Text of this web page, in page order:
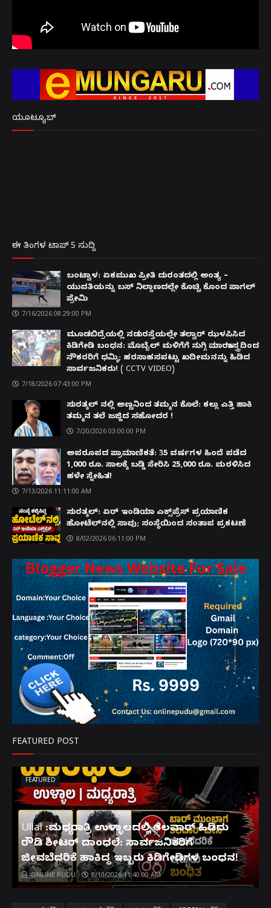
ಯೂಟ್ಯೂಬ್
ಈ ತಿಂಗಳ ಟಾಪ್ 5 ಸುದ್ದಿ
ಬಂಟ್ವಾಳ: ಏಕಮುಖ ಪ್ರೀತಿ ದುರಂತದಲ್ಲಿ ಅಂತ್ಯ –
ಯುವತಿಯನ್ನು ಬಸ್ ನಿಲ್ದಾಣದಲ್ಲೇ ಕೊಚ್ಚಿ ಕೊಂದ ಪಾಗಲ್
ಪ್ರೇಮಿ
7/16/2026 08:29:00 PM
ಮೂಡಬಿದ್ರೆಯಲ್ಲಿ ನಡುರಸ್ತೆಯಲ್ಲೇ ತಲ್ವಾರ್ ಝಳಪಿಸಿದ
ಕಿಡಿಗೇಡಿ ಬಂಧನ: ಮೊಬೈಲ್ ಮಳಿಗೆಗೆ ನುಗ್ಗಿ ಮಾರಕಾಸ್ತ್ರದಿಂದ
ನೌಕರರಿಗೆ ಧಮ್ಕಿ; ಹರಸಾಹಸಪಟ್ಟು ಖದೀಮನನ್ನು ಹಿಡಿದ
ಸಾರ್ವಜನಿಕರು! ( CCTV VIDEO)
7/18/2026 07:43:00 PM
ಸುರತ್ಕಲ್ ನಲ್ಲಿ ಅಣ್ಣನಿಂದ ತಮ್ಮನ ಕೊಲೆ: ಕಲ್ಲು ಎತ್ತಿ ಹಾಕಿ
ತಮ್ಮನ ತಲೆ ಜಜ್ಜಿದ ಸಹೋದರ !
7/20/2026 03:00:00 PM
ಅಪರೂಪದ ಪ್ರಾಮಾಣಿಕತೆ: 35 ವರ್ಷಗಳ ಹಿಂದೆ ಪಡೆದ
1,000 ರೂ. ಸಾಲಕ್ಕೆ ಬಡ್ಡಿ ಸೇರಿಸಿ 25,000 ರೂ. ಮರಳಿಸಿದ
ಹಳೇ ಸ್ನೇಹಿತ!
7/13/2026 11:11:00 AM
ಸುರತ್ಕಲ್: ಏರ್ ಇಂಡಿಯಾ ಎಕ್ಸ್‌ಪ್ರೆಸ್ ಪ್ರಯಾಣಿಕ
ಹೋಟೆಲ್‌ನಲ್ಲಿ ಸಾವು; ಸಂಸ್ಥೆಯಿಂದ ಸಂತಾಪ ಪ್ರಕಟಣೆ
8/02/2026 06:11:00 PM
FEATURED POST
FEATURED
Ullal :ಮಧ್ಯರಾತ್ರಿ ಉಳ್ಳಾಲದಲ್ಲಿ ತಲವಾರ್ ಹಿಡಿದು
ರೌಡಿ ಶೀಟರ್ ದಾಂಧಲೆ: ಸಾರ್ವಜನಿಕರಿಗೆ
ಜೀವಬೆದರಿಕೆ ಹಾಕಿದ್ದ ಇಬ್ಬರು ಕಿಡಿಗೇಡಿಗಳ ಬಂಧನ!
ONLINE PUDU 8/10/2026 11:40:00 AM